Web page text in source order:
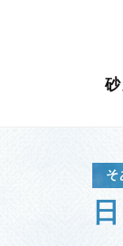
そ